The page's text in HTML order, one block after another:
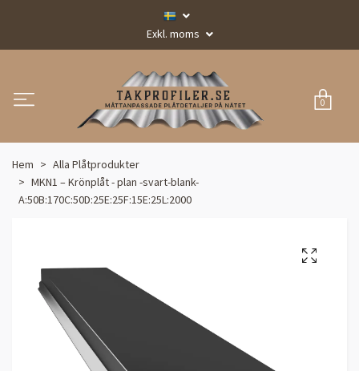
Exkl. moms
0
Hem
Alla Plåtprodukter
MKN1 – Krönplåt - plan -svart-blank-
A:50B:170C:50D:25E:25F:15E:25L:2000